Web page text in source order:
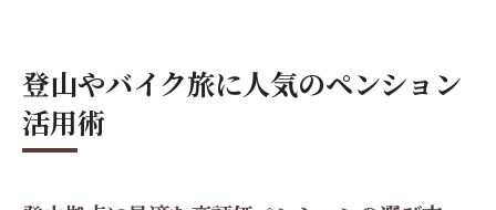
登山やバイク旅に人気のペンション
活用術